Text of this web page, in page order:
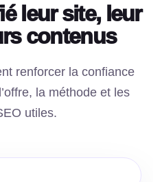
leur site, leur
contenus
renforcer la confiance
la méthode et les
utiles.